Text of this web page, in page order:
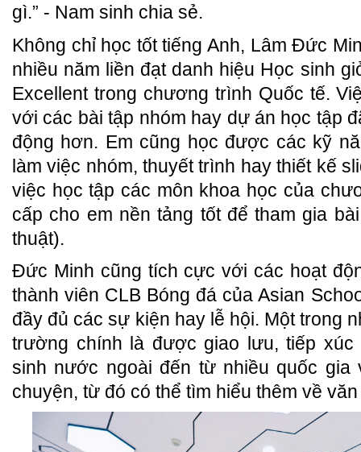
gì.” - Nam sinh chia sẻ.
Không chỉ học tốt tiếng Anh, Lâm Đức
nhiều năm liền đạt danh hiệu Học sinh
Excellent trong chương trình Quốc tế.
với các bài tập nhóm hay dự án học tập
động hơn. Em cũng học được các kỹ
làm việc nhóm, thuyết trình hay thiết kế
việc học tập các môn khoa học của
cấp cho em nền tảng tốt để tham gia
thuật).
Đức Minh cũng tích cực với các hoạt
thành viên CLB Bóng đá của Asian
đầy đủ các sự kiện hay lễ hội. Một trong
trường chính là được giao lưu, tiếp
sinh nước ngoài đến từ nhiều quốc gia
chuyện, từ đó có thể tìm hiểu thêm về